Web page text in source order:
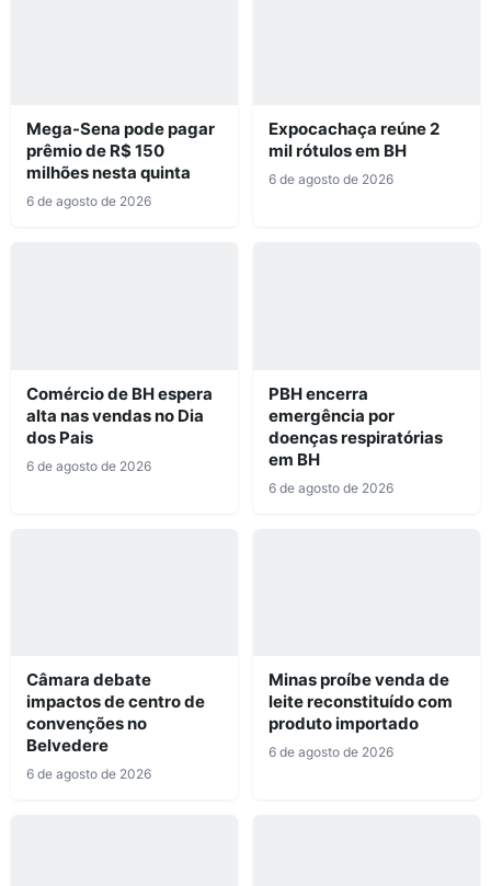
Mega-Sena pode pagar
prêmio de R$ 150
milhões nesta quinta
6 de agosto de 2026
Expocachaça reúne 2
mil rótulos em BH
6 de agosto de 2026
Comércio de BH espera
alta nas vendas no Dia
dos Pais
6 de agosto de 2026
PBH encerra
emergência por
doenças respiratórias
em BH
6 de agosto de 2026
Câmara debate
impactos de centro de
convenções no
Belvedere
6 de agosto de 2026
Minas proíbe venda de
leite reconstituído com
produto importado
6 de agosto de 2026